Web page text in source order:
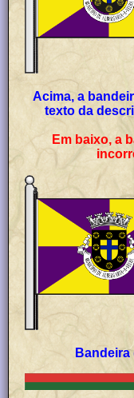
Acima, a
texto da
Em baixo, a